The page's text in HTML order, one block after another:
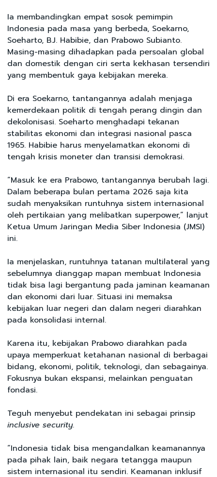
Ia membandingkan empat sosok pemimpin
Indonesia pada masa yang berbeda, Soekarno,
Soeharto, B.J. Habibie, dan Prabowo Subianto.
Masing-masing dihadapkan pada persoalan global
dan domestik dengan ciri serta kekhasan tersendiri
yang membentuk gaya kebijakan mereka.
Di era Soekarno, tantangannya adalah menjaga
kemerdekaan politik di tengah perang dingin dan
dekolonisasi. Soeharto menghadapi tekanan
stabilitas ekonomi dan integrasi nasional pasca
1965. Habibie harus menyelamatkan ekonomi di
tengah krisis moneter dan transisi demokrasi.
“Masuk ke era Prabowo, tantangannya berubah lagi.
Dalam beberapa bulan pertama 2026 saja kita
sudah menyaksikan runtuhnya sistem internasional
oleh pertikaian yang melibatkan superpower,” lanjut
Ketua Umum Jaringan Media Siber Indonesia (JMSI)
ini.
Ia menjelaskan, runtuhnya tatanan multilateral yang
sebelumnya dianggap mapan membuat Indonesia
tidak bisa lagi bergantung pada jaminan keamanan
dan ekonomi dari luar. Situasi ini memaksa
kebijakan luar negeri dan dalam negeri diarahkan
pada konsolidasi internal.
Karena itu, kebijakan Prabowo diarahkan pada
upaya memperkuat ketahanan nasional di berbagai
bidang, ekonomi, politik, teknologi, dan sebagainya.
Fokusnya bukan ekspansi, melainkan penguatan
fondasi.
Teguh menyebut pendekatan ini sebagai prinsip
inclusive security.
“Indonesia tidak bisa mengandalkan keamanannya
pada pihak lain, baik negara tetangga maupun
sistem internasional itu sendiri. Keamanan inklusif